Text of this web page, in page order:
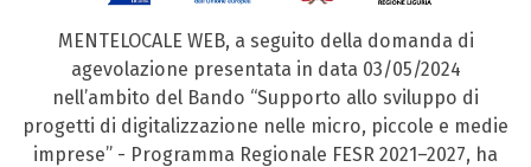
MENTELOCALE WEB, a seguito della domanda di
agevolazione presentata in data 03/05/2024
nell’ambito del Bando “Supporto allo sviluppo di
progetti di digitalizzazione nelle micro, piccole e medie
imprese” - Programma Regionale FESR 2021–2027, ha